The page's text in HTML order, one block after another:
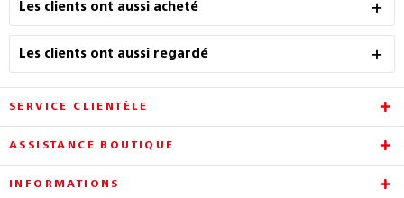
Les clients ont aussi acheté
Les clients ont aussi regardé
SERVICE CLIENTÈLE
ASSISTANCE BOUTIQUE
INFORMATIONS